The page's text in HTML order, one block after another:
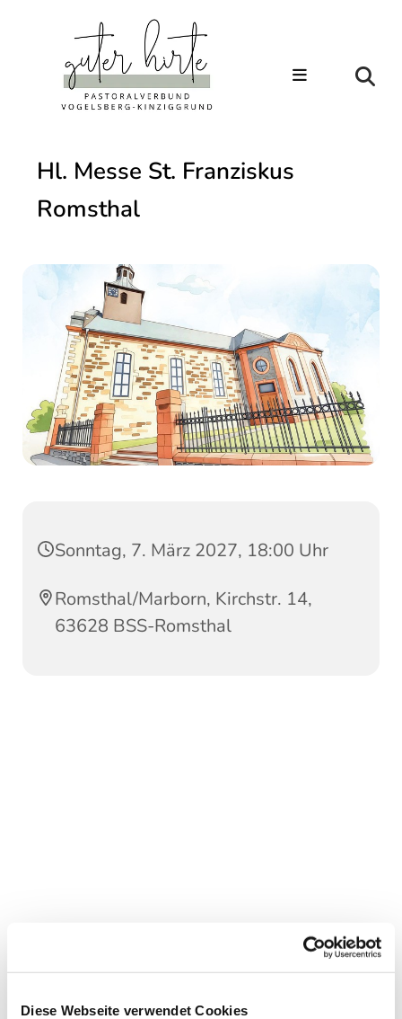
Diese Webseite verwendet Cookies
Hl. Messe St. Franziskus
Romsthal
Sonntag, 7. März 2027, 18:00 Uhr
Romsthal/Marborn, Kirchstr. 14,
63628 BSS-Romsthal